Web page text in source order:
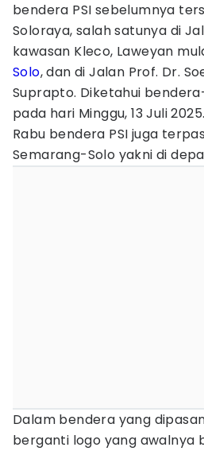
bendera PSI sebelumnya
Soloraya, salah satunya di
kawasan Kleco, Laweyan
Solo, dan di Jalan Prof. Dr.
Suprapto. Diketahui
pada hari Minggu, 13 Juli
Rabu bendera PSI juga
Semarang-Solo yakni di
Dalam bendera yang
berganti logo yang awalnya